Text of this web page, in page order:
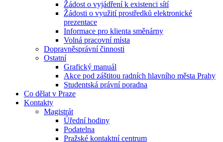
Žádost o vyjádření k existenci sítí
Žádosti o využití prostředků elektronické
prezentace
Informace pro klienta směnárny
Volná pracovní místa
Dopravněsprávní činnosti
Ostatní
Grafický manuál
Akce pod záštitou radních hlavního města Prahy
Studentská právní poradna
Co dělat v Praze
Kontakty
Magistrát
Úřední hodiny
Podatelna
Pražské kontaktní centrum